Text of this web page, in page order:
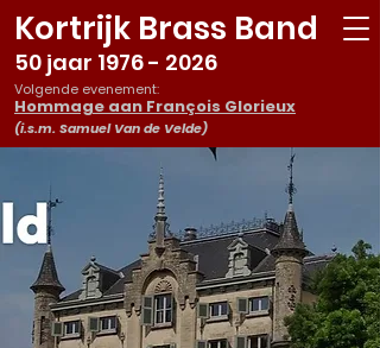
Kortrijk Brass Band
50 jaar 1976 - 2026
Hommage aan François Glorieux
(i.s.m. Samuel Van de Velde)
Volgende evenement: